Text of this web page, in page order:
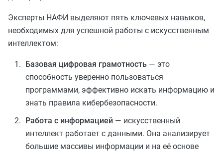
Эксперты НАФИ выделяют пять ключевых навыков,
необходимых для успешной работы с искусственным
интеллектом:
Базовая цифровая грамотность — это
способность уверенно пользоваться
программами, эффективно искать информацию и
знать правила кибербезопасности.
Работа с информацией — искусственный
интеллект работает с данными. Она анализирует
большие массивы информации и на её основе